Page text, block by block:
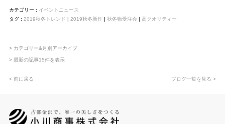
カテゴリー : イベントニュース
タグ : 2019秋冬トレンド | 2019秋冬新作| 秋冬物受注会| 高クオリティー
> カテゴリー&月別アーカイブ
> 最新の記事15件を表示
< 前に戻る ブログ一覧を見る >